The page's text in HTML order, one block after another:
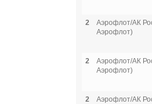
2
Аэрофлот/АК
Аэрофлот)
2
Аэрофлот/АК
Аэрофлот)
2
Аэрофлот/АК